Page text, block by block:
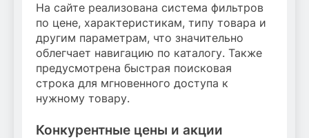
На сайте реализована система фильтров
по цене, характеристикам, типу товара и
другим параметрам, что значительно
облегчает навигацию по каталогу. Также
предусмотрена быстрая поисковая
строка для мгновенного доступа к
нужному товару.
Конкурентные цены и акции